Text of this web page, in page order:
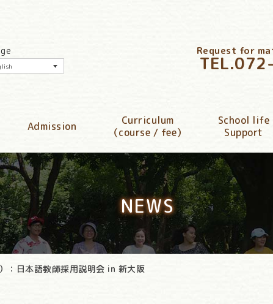
Request for
TEL.
Admission
Curriculum
（course / fee）
School life
Support
NEWS
：日本語教師採用説明会 in 新大阪